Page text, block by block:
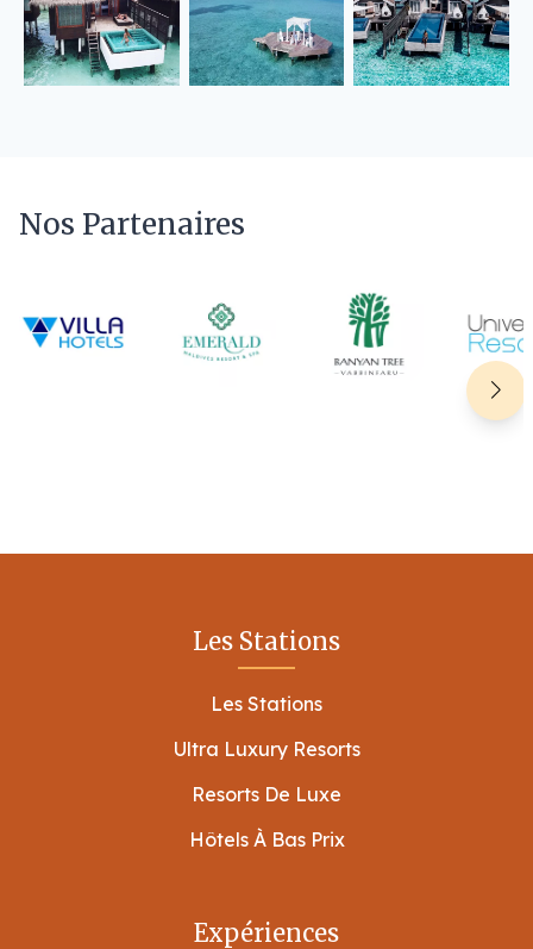
Nos Partenaires
Les Stations
Les Stations
Ultra Luxury Resorts
Resorts De Luxe
Hôtels À Bas Prix
Expériences